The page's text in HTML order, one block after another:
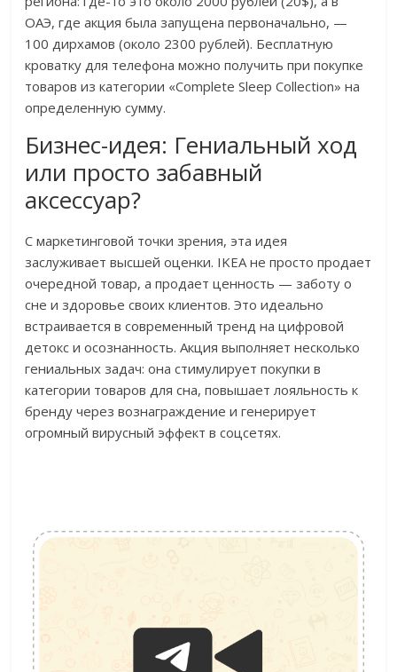
ОАЭ, где акция была запущена первоначально, —
100 дирхамов (около 2300 рублей). Бесплатную
кроватку для телефона можно получить при покупке
товаров из категории «Complete Sleep Collection» на
определенную сумму.
Бизнес-идея: Гениальный ход
или просто забавный
аксессуар?
С маркетинговой точки зрения, эта идея
заслуживает высшей оценки. IKEA не просто продает
очередной товар, а продает ценность — заботу о
сне и здоровье своих клиентов. Это идеально
встраивается в современный тренд на цифровой
детокс и осознанность. Акция выполняет несколько
гениальных задач: она стимулирует покупки в
категории товаров для сна, повышает лояльность к
бренду через вознаграждение и генерирует
огромный вирусный эффект в соцсетях.